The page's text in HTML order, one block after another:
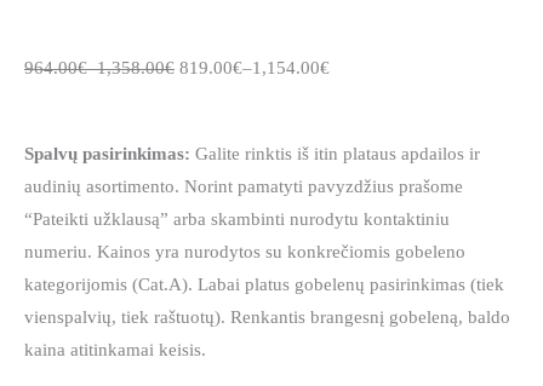
964.00€–1,358.00€ 819.00€–1,154.00€
Spalvų pasirinkimas: Galite rinktis iš itin plataus apdailos ir
audinių asortimento. Norint pamatyti pavyzdžius prašome
“Pateikti užklausą” arba skambinti nurodytu kontaktiniu
numeriu. Kainos yra nurodytos su konkrečiomis gobeleno
kategorijomis (Cat.A). Labai platus gobelenų pasirinkimas (tiek
vienspalvių, tiek raštuotų). Renkantis brangesnį gobeleną, baldo
kaina atitinkamai keisis.